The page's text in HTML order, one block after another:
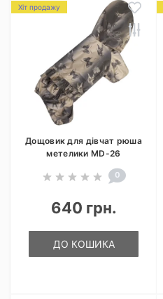
Хіт продажу
Дощовик для дівчат рюша
метелики MD-26
0
640 грн.
ДО КОШИКА